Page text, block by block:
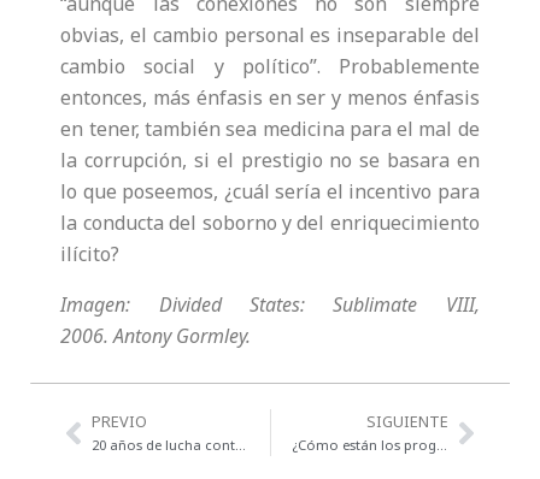
obvias, el cambio personal es inseparable del
cambio social y político”. Probablemente
entonces, más énfasis en ser y menos énfasis
en tener, también sea medicina para el mal de
la corrupción, si el prestigio no se basara en
lo que poseemos, ¿cuál sería el incentivo para
la conducta del soborno y del enriquecimiento
ilícito?
Imagen: Divided States: Sublimate VIII,
2006. Antony Gormley.
Previo
PREVIO
20 años de lucha contra la corrupción: los éxitos y retos. Informe anual de Transparencia Internacional.
SIGUIENTE
¿Cómo están los programas sociales dirigidos a población indígena?
Next